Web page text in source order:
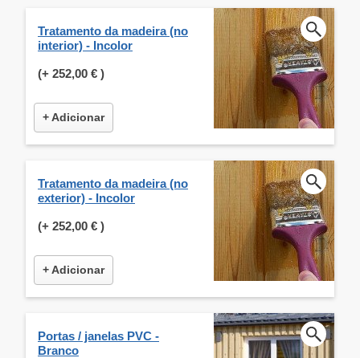
Tratamento da madeira (no
interior) - Incolor
(+ 252,00 € )
+ Adicionar
Tratamento da madeira (no
exterior) - Incolor
(+ 252,00 € )
+ Adicionar
Portas / janelas PVC -
Branco